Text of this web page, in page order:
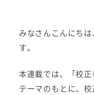
みなさんこんにち
す。
本連載では、「校
テーマのもとに、